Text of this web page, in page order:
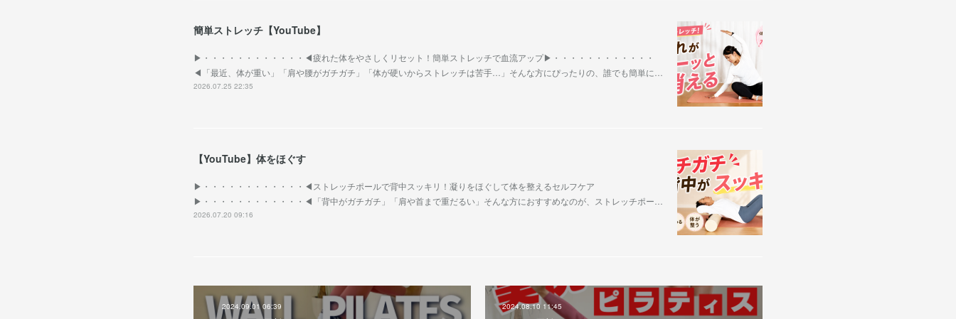
簡単ストレッチ【YouTube】
▶︎・・・・・・・・・・・・◀︎疲れた体をやさしくリセット！簡単ストレッチで血流アップ▶︎・・・・・・・・・・・・
◀︎「最近、体が重い」「肩や腰がガチガチ」「体が硬いからストレッチは苦手…」そんな方にぴったりの、誰でも簡単に…
2026.07.25 22:35
【YouTube】体をほぐす
▶︎・・・・・・・・・・・・◀︎ストレッチポールで背中スッキリ！凝りをほぐして体を整えるセルフケア
▶︎・・・・・・・・・・・・◀︎「背中がガチガチ」「肩や首まで重だるい」そんな方におすすめなのが、ストレッチポー…
2026.07.20 09:16
2024.09.01 06:39 2024.08.10 11:45